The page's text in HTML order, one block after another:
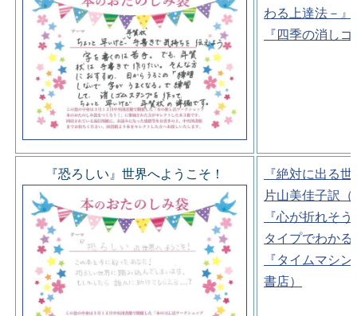
わる上達法－
『四季の消し
『恐ろしい』世界へようこそ！
『絶対に出る
片山美佳子訳
『心が折れそ
タイプでわか
『タイムマシ
書店）